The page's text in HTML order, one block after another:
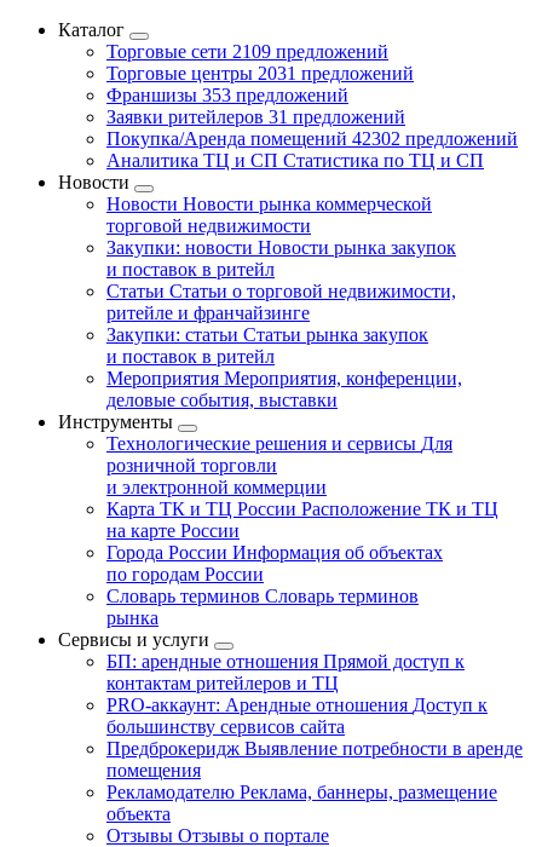
Каталог
Торговые сети 2109 предложений
Торговые центры 2031 предложений
Франшизы 353 предложений
Заявки ритейлеров 31 предложений
Покупка/Аренда помещений 42302 предложений
Аналитика ТЦ и СП Статистика по ТЦ и СП
Новости
Новости Новости рынка коммерческой
торговой недвижимости
Закупки: новости Новости рынка закупок
и поставок в ритейл
Статьи Статьи о торговой недвижимости,
ритейле и франчайзинге
Закупки: статьи Статьи рынка закупок
и поставок в ритейл
Мероприятия Мероприятия, конференции,
деловые события, выставки
Инструменты
Технологические решения и сервисы Для
розничной торговли
и электронной коммерции
Карта ТК и ТЦ России Расположение ТК и ТЦ
на карте России
Города России Информация об объектах
по городам России
Словарь терминов Словарь терминов
рынка
Сервисы и услуги
БП: арендные отношения Прямой доступ к
контактам ритейлеров и ТЦ
PRO-аккаунт: Арендные отношения Доступ к
большинству сервисов сайта
Предброкеридж Выявление потребности в аренде
помещения
Рекламодателю Реклама, баннеры, размещение
объекта
Отзывы Отзывы о портале